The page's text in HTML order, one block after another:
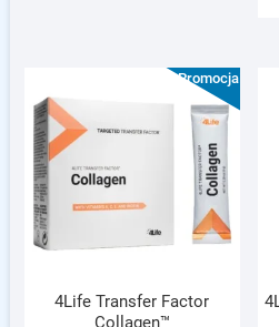
Promocja!
4Life Transfer Factor
Collagen™